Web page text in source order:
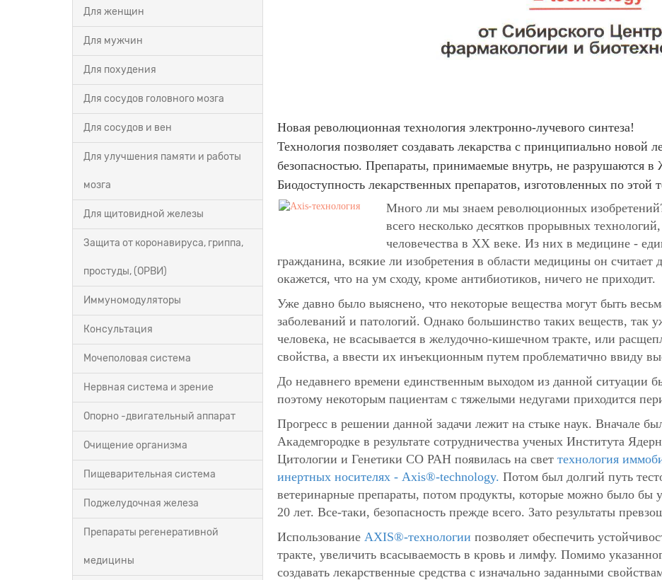
Для женщин
Для мужчин
Для похудения
Для сосудов головного мозга
Для сосудов и вен
Для улучшения памяти и работы
мозга
Для щитовидной железы
Защита от коронавируса, гриппа,
простуды, (ОРВИ)
Иммуномодуляторы
Консультация
Мочеполовая система
Нервная система и зрение
Опорно -двигательный аппарат
Очищение организма
Пищеварительная система
Поджелудочная железа
Препараты регенеративной
медицины
Новая революционная технология электронно-лучевого синтеза!
Технология позволяет создавать лекарства с принципиально новой
безопасностью. Препараты, принимаемые внутрь, не разрушаются
Биодоступность лекарственных препаратов, изготовленных по этой
Много ли мы знаем революционных
всего несколько десятков прорывных
человечества в XX веке. Из них в медицине -
гражданина, всякие ли изобретения в области медицины он
окажется, что на ум сходу, кроме антибиотиков, ничего не приходит.
Уже давно было выяснено, что некоторые вещества могут быть
заболеваний и патологий. Однако большинство таких веществ, так
человека, не всасывается в желудочно-кишечном тракте, или
свойства, а ввести их инъекционным путем проблематично ввиду
До недавнего времени единственным выходом из данной ситуации
поэтому некоторым пациентам с тяжелыми недугами приходится
Прогресс в решении данной задачи лежит на стыке наук. Вначале
Академгородке в результате сотрудничества ученых Института
Цитологии и Генетики СО РАН появилась на свет технология
инертных носителях - Axis®-technology. Потом был долгий путь
ветеринарные препараты, потом продукты, которые можно было бы
20 лет. Все-таки, безопасность прежде всего. Зато результаты
Использование AXIS®-технологии позволяет обеспечить
тракте, увеличить всасываемость в кровь и лимфу. Помимо
создавать лекарственные средства с изначально заданными